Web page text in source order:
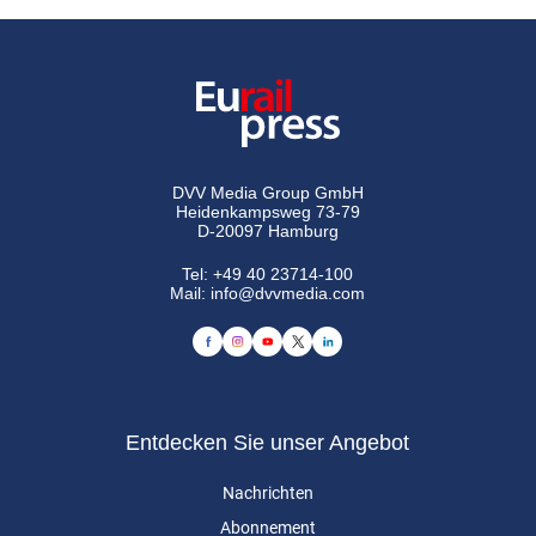
DVV Media Group GmbH
Heidenkampsweg 73-79
D-20097 Hamburg
Tel:+49 40 23714-100
Mail: info@dvvmedia.com
Entdecken Sie unser Angebot
Nachrichten
Abonnement